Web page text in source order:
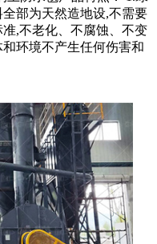
部为天然造地设,不需要
,不老化、不腐蚀、不变
环境不产生任何伤害和